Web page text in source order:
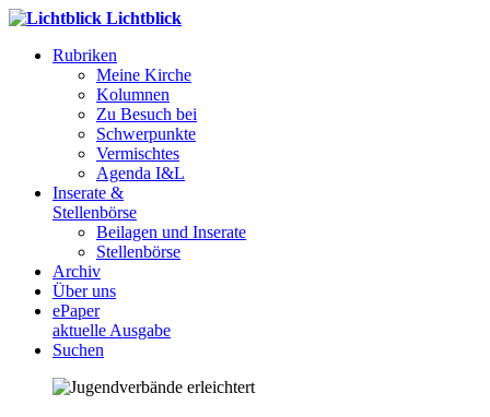
Lichtblick
Rubriken
Meine Kirche
Kolumnen
Zu Besuch bei
Schwerpunkte
Vermischtes
Agenda I&L
Inserate &
Stellenbörse
Beilagen und Inserate
Stellenbörse
Archiv
Über uns
ePaper
aktuelle Ausgabe
Suchen